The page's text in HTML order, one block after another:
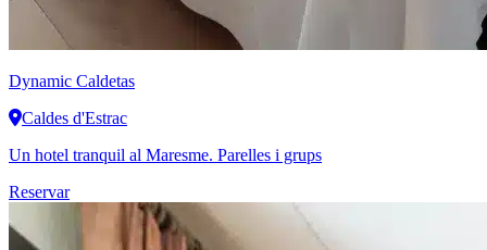
Dynamic Caldetas
Caldes d'Estrac
Un hotel tranquil al Maresme. Parelles i grups
Reservar